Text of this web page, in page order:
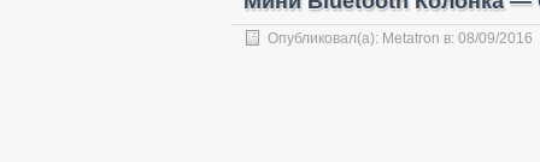
Опубликовал(а): Metatron в: 08/09/2016